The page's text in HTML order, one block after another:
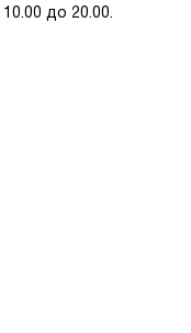
до 20.00.